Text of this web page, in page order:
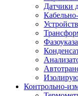
Датчики
Контрольно-